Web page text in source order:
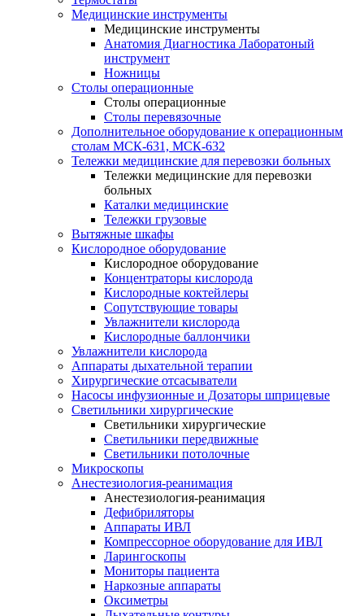
Медицинские инструменты
Медицинские инструменты
Анатомия Диагностика Лаборатоный
инструмент
Ножницы
Столы операционные
Столы операционные
Столы перевязочные
Дополнительное оборудование к операционным
столам МСК-631, МСК-632
Тележки медицинские для перевозки больных
Тележки медицинские для перевозки
больных
Каталки медицинские
Тележки грузовые
Вытяжные шкафы
Кислородное оборудование
Кислородное оборудование
Концентраторы кислорода
Кислородные коктейлеры
Сопутствующие товары
Увлажнители кислорода
Кислородные баллончики
Увлажнители кислорода
Аппараты дыхательной терапии
Хирургические отсасыватели
Насосы инфузионные и Дозаторы шприцевые
Светильники хирургические
Светильники хирургические
Светильники передвижные
Светильники потолочные
Микроскопы
Анестезиология-реанимация
Анестезиология-реанимация
Дефибриляторы
Аппараты ИВЛ
Компрессорное оборудование для ИВЛ
Ларингоскопы
Мониторы пациента
Наркозные аппараты
Оксиметры